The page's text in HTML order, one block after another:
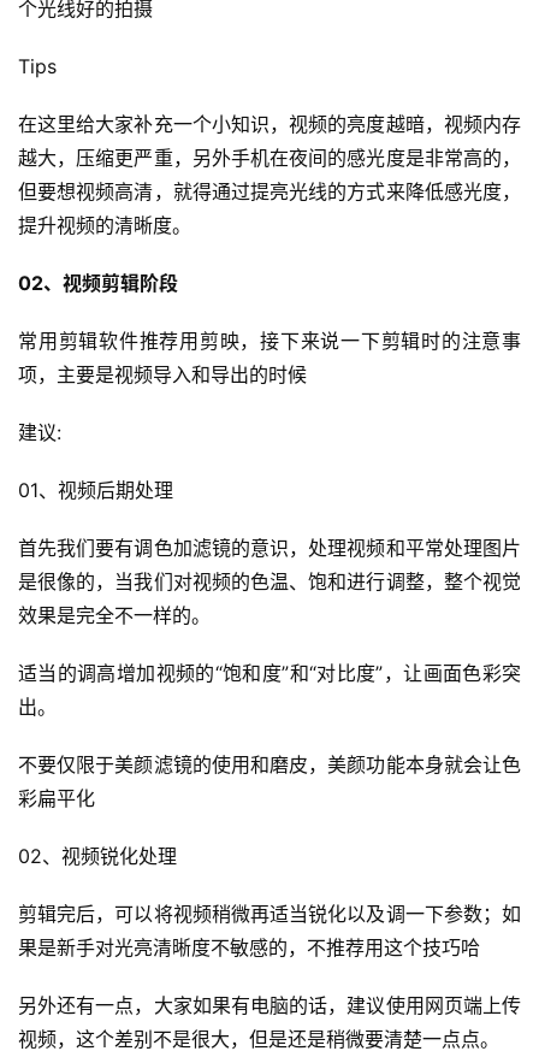
页
全
球
店
个光线好的拍摄
Tips
在这里给大家补充一个小知识，视频的亮度越暗，视频内存
越大，压缩更严重，另外手机在夜间的感光度是非常高的，
但要想视频高清，就得通过提亮光线的方式来降低感光度，
提升视频的清晰度。
02、视频剪辑阶段
常用剪辑软件推荐用剪映，接下来说一下剪辑时的注意事
项，主要是视频导入和导出的时候
建议:
01、视频后期处理
首先我们要有调色加滤镜的意识，处理视频和平常处理图片
是很像的，当我们对视频的色温、饱和进行调整，整个视觉
效果是完全不一样的。
适当的调高增加视频的“饱和度”和“对比度”，让画面色彩突
出。
不要仅限于美颜滤镜的使用和磨皮，美颜功能本身就会让色
彩扁平化
02、视频锐化处理
剪辑完后，可以将视频稍微再适当锐化以及调一下参数；如
果是新手对光亮清晰度不敏感的，不推荐用这个技巧哈
另外还有一点，大家如果有电脑的话，建议使用网页端上传
视频，这个差别不是很大，但是还是稍微要清楚一点点。